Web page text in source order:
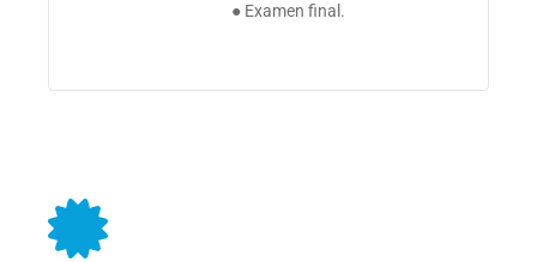
● Examen final.